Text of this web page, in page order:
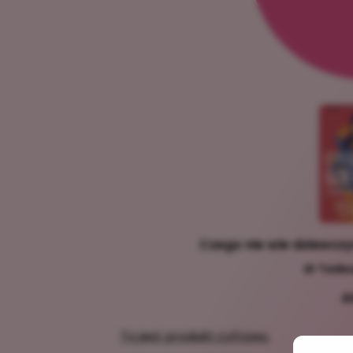
Czego nie wie
dr
To jest produkt cyfrowy.